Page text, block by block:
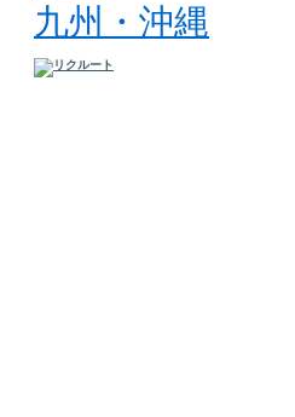
九州・沖縄